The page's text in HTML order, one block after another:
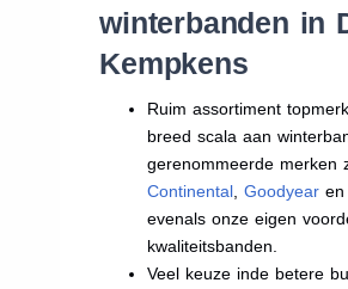
winterbanden in
Kempkens
Ruim assortiment
breed scala aan
gerenommeerde merken
Continental ,Goodyear en
evenals onze eigen
kwaliteitsbanden.
Veel keuze inde betere